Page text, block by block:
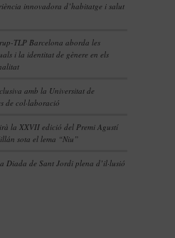
innovadora d’habitatge i salut
TLP Barcelona aborda les
i la identitat de gènere en els
amb la Universitat de
de col·laboració
la XXVII edició del Premi Agustí
sota el lema “Niu”
Diada de Sant Jordi plena d’il·lusió